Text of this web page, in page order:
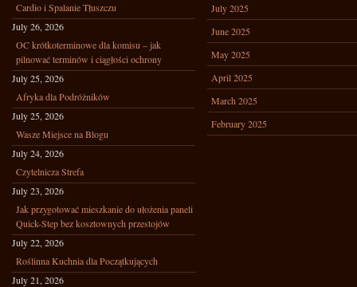
Cardio i Spalanie Tłuszczu
July 26, 2026
OC krótkoterminowe dla komisu – jak
pilnować terminów i ciągłości ochrony
July 25, 2026
Afryka dla Podróżników
July 25, 2026
Wasze Miejsce na Blogu
July 24, 2026
Czytelnicza Strefa
July 23, 2026
Jak przygotować mieszkanie do ułożenia paneli
Quick-Step bez kosztownych przestojów
July 22, 2026
Roślinna Kuchnia dla Początkujących
July 21, 2026
July 2025
June 2025
May 2025
April 2025
March 2025
February 2025